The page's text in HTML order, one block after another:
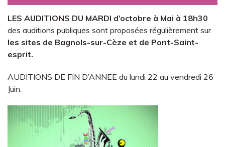
LES AUDITIONS DU MARDI d’octobre à Mai à 18h30
des auditions publiques sont proposées régulièrement sur
les sites de Bagnols-sur-Cèze et de Pont-Saint-
esprit.
AUDITIONS DE FIN D’ANNEE du lundi 22 au vendredi 26
Juin.